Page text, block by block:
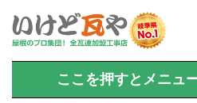
ここを押すとメニュ